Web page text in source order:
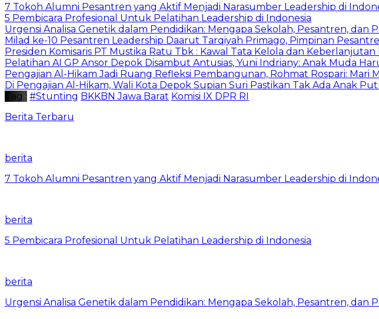
7 Tokoh Alumni Pesantren yang Aktif Menjadi Narasumber Leadership di
5 Pembicara Profesional Untuk Pelatihan Leadership di Indonesia
Urgensi Analisa Genetik dalam Pendidikan: Mengapa Sekolah, Pesantren,
Milad ke-10 Pesantren Leadership Daarut Tarqiyah Primago, Pimpinan
Presiden Komisaris PT Mustika Ratu Tbk : Kawal Tata Kelola dan Keberlanjutan
Pelatihan AI GP Ansor Depok Disambut Antusias, Yuni Indriany: Anak Muda
Pengajian Al-Hikam Jadi Ruang Refleksi Pembangunan, Rohmat Rospari: Mari
Di Pengajian Al-Hikam, Wali Kota Depok Supian Suri Pastikan Tak Ada Anak
Tag : #Stunting BKKBN Jawa Barat Komisi IX DPR RI
Berita Terbaru
berita
7 Tokoh Alumni Pesantren yang Aktif Menjadi Narasumber Leadership di
berita
5 Pembicara Profesional Untuk Pelatihan Leadership di Indonesia
berita
Urgensi Analisa Genetik dalam Pendidikan: Mengapa Sekolah, Pesantren,